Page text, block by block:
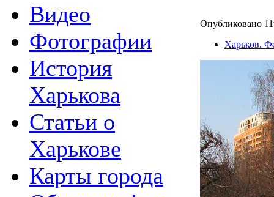
Видео
Фотографии
История
Харькова
Статьи о
Харькове
Карты города
Опубликовано
Харьков.